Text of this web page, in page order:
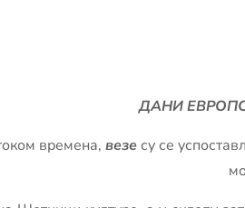
ДАНИ
времена, везе су се